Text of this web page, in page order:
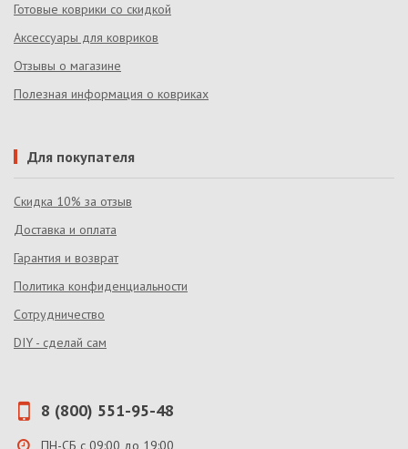
Готовые коврики со скидкой
Аксессуары для ковриков
Отзывы о магазине
Полезная информация о ковриках
Для покупателя
Скидка 10% за отзыв
Доставка и оплата
Гарантия и возврат
Политика конфиденциальности
Сотрудничество
DIY - сделай сам
8 (800) 551-95-48
ПН-СБ с 09:00 до 19:00